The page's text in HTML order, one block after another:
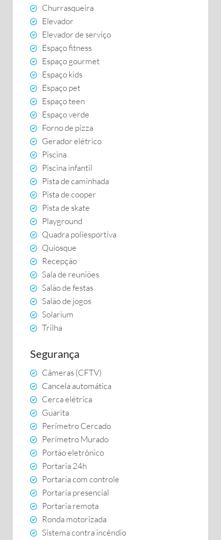
Churrasqueira
Elevador
Elevador de serviço
Espaço fitness
Espaço gourmet
Espaço kids
Espaço pet
Espaço teen
Espaço verde
Forno de pizza
Gerador elétrico
Piscina
Piscina infantil
Pista de caminhada
Pista de cooper
Pista de skate
Playground
Quadra poliesportiva
Quiosque
Recepção
Sala de reuniões
Salão de festas
Salão de jogos
Solarium
Trilha
Segurança
Câmeras (CFTV)
Cancela automática
Cerca elétrica
Guarita
Perímetro Cercado
Perímetro Murado
Portão eletrônico
Portaria 24h
Portaria com controle
Portaria presencial
Portaria remota
Ronda motorizada
Sistema contra incêndio